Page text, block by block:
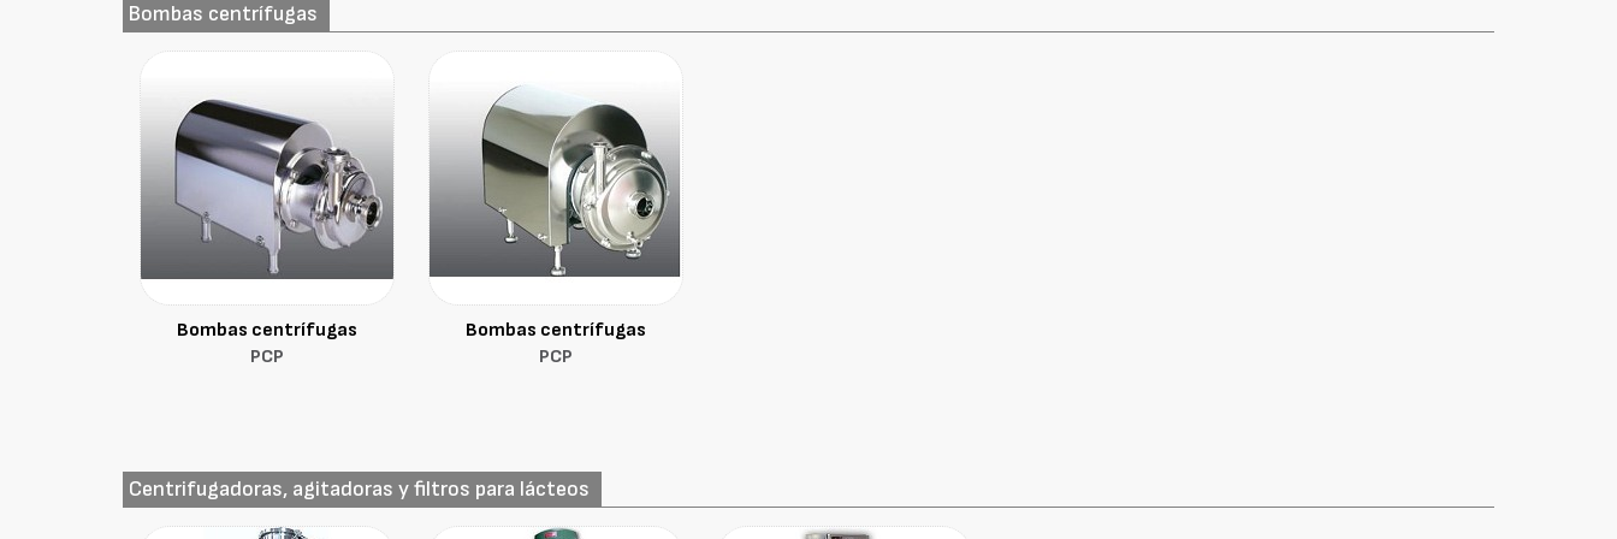
Bombas centrífugas
Bombas centrífugas
PCP
Bombas centrífugas
PCP
Centrifugadoras, agitadoras y filtros para lácteos